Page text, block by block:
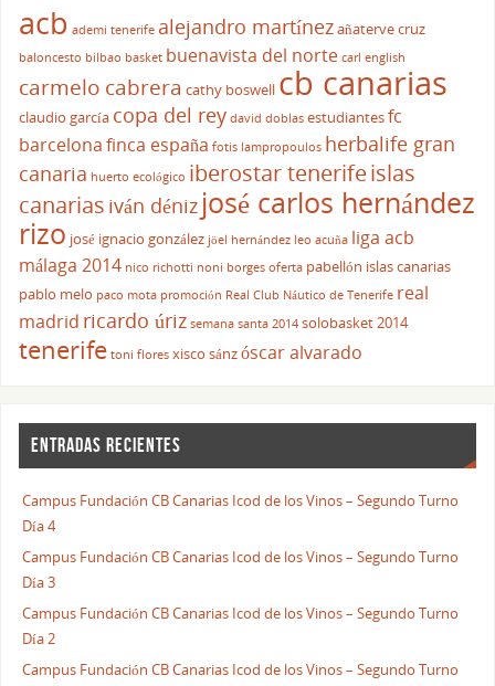
acb ademi tenerife alejandro martínezañaterve cruz
baloncesto bilbao basket buenavista del norte carl english
carmelo cabrera cathy boswell cb canarias
claudio garcía copa del rey david doblas estudiantesfc
barcelonafinca españa fotis lampropoulos herbalife gran
canaria huerto ecológico iberostar tenerifeislas
canarias iván déniz josé carlos hernández
rizo josé ignacio gonzález jöel hernández leo acuña liga acb
málaga 2014 nico richotti noni borges oferta pabellón islas canarias
pablo melo paco mota promoción Real Club Náutico de Tenerife real
madrid ricardo úriz semana santa 2014 solobasket 2014
tenerife toni flores xisco sánzóscar alvarado
ENTRADAS RECIENTES
Campus Fundación CB Canarias Icod de los Vinos – Segundo Turno
Día 4
Campus Fundación CB Canarias Icod de los Vinos – Segundo Turno
Día 3
Campus Fundación CB Canarias Icod de los Vinos – Segundo Turno
Día 2
Campus Fundación CB Canarias Icod de los Vinos – Segundo Turno